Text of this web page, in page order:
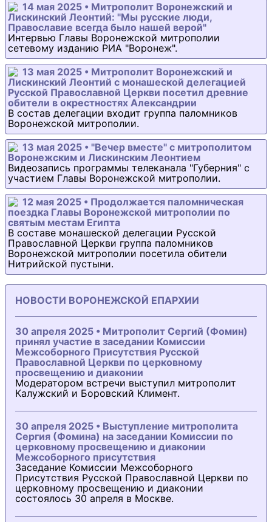
14 мая 2025 • Митрополит Воронежский и
Лискинский Леонтий: "Мы русские люди,
Православие всегда было нашей верой"
Интервью Главы Воронежской митрополии
сетевому изданию РИА "Воронеж".
13 мая 2025 • Митрополит Воронежский и
Лискинский Леонтий с монашеской делегацией
Русской Православной Церкви посетил древние
обители в окрестностях Александрии
В состав делегации входит группа паломников
Воронежской митрополии.
13 мая 2025 • "Вечер вместе" с митрополитом
Воронежским и Лискинским Леонтием
Видеозапись программы телеканала "Губерния" с
участием Главы Воронежской митрополии.
12 мая 2025 • Продолжается паломническая
поездка Главы Воронежской митрополии по
святым местам Египта
В составе монашеской делегации Русской
Православной Церкви группа паломников
Воронежской митрополии посетила обители
Нитрийской пустыни.
НОВОСТИ ВОРОНЕЖСКОЙ ЕПАРХИИ
30 апреля 2025 • Митрополит Сергий (Фомин)
принял участие в заседании Комиссии
Межсоборного Присутствия Русской
Православной Церкви по церковному
просвещению и диаконии
Модератором встречи выступил митрополит
Калужский и Боровский Климент.
30 апреля 2025 • Выступление митрополита
Сергия (Фомина) на заседании Комиссии по
церковному просвещению и диаконии
Межсоборного присутствия
Заседание Комиссии Межсоборного
Присутствия Русской Православной Церкви по
церковному просвещению и диаконии
состоялось 30 апреля в Москве.